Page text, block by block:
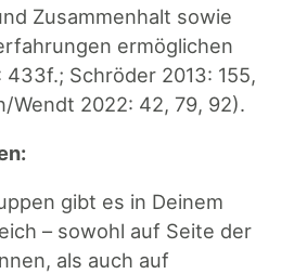
Zusammenhalt sowie
ermöglichen
433f.; Schröder 2013: 155,
Wendt 2022: 42, 79, 92).
gibt es in Deinem
– sowohl auf Seite der
als auch auf